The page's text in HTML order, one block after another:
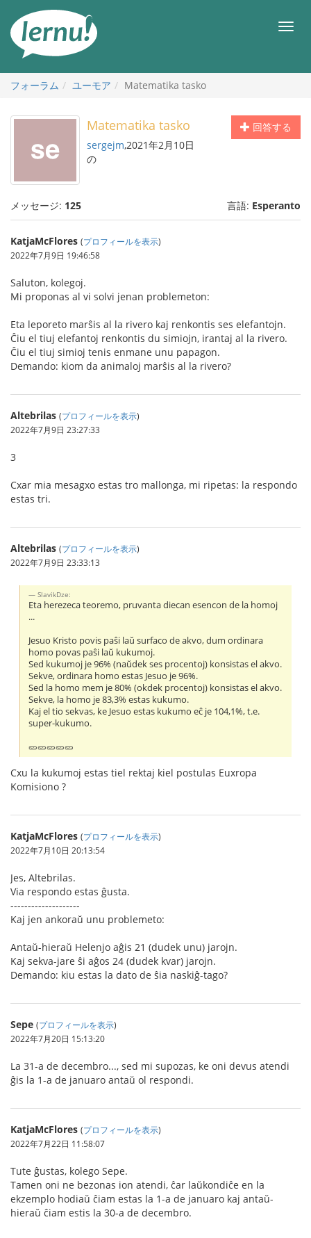
メ
フォーラム
ユーモア Matematika tasko
回答する
Matematika tasko
sergejm,2021年2月10日
の
メッセージ: 125 言語: Esperanto
KatjaMcFlores (プロフィールを表示)
2022年7月9日 19:46:58
Saluton, kolegoj.
Mi proponas al vi solvi jenan problemeton:
Eta leporeto marŝis al la rivero kaj renkontis ses elefantojn.
Ĉiu el tiuj elefantoj renkontis du simiojn, irantaj al la rivero.
Ĉiu el tiuj simioj tenis enmane unu papagon.
Demando: kiom da animaloj marŝis al la rivero?
Altebrilas (プロフィールを表示)
2022年7月9日 23:27:33
3
Cxar mia mesagxo estas tro mallonga, mi ripetas: la respondo
estas tri.
Altebrilas (プロフィールを表示)
2022年7月9日 23:33:13
SlavikDze:
Eta herezeca teoremo, pruvanta diecan esencon de la homoj
...
Jesuo Kristo povis paŝi laŭ surfaco de akvo, dum ordinara
homo povas paŝi laŭ kukumoj.
Sed kukumoj je 96% (naŭdek ses procentoj) konsistas el akvo.
Sekve, ordinara homo estas Jesuo je 96%.
Sed la homo mem je 80% (okdek procentoj) konsistas el akvo.
Sekve, la homo je 83,3% estas kukumo.
Kaj el tio sekvas, ke Jesuo estas kukumo eĉ je 104,1%, t.e.
super-kukumo.
🥒🥒🥒🥒🥒
Cxu la kukumoj estas tiel rektaj kiel postulas Euxropa
Komisiono ?
KatjaMcFlores (プロフィールを表示)
2022年7月10日 20:13:54
Jes, Altebrilas.
Via respondo estas ĝusta.
--------------------
Kaj jen ankoraŭ unu problemeto:
Antaŭ-hieraŭ Helenjo aĝis 21 (dudek unu) jarojn.
Kaj sekva-jare ŝi aĝos 24 (dudek kvar) jarojn.
Demando: kiu estas la dato de ŝia naskiĝ-tago?
Sepe (プロフィールを表示)
2022年7月20日 15:13:20
La 31-a de decembro..., sed mi supozas, ke oni devus atendi
ĝis la 1-a de januaro antaŭ ol respondi.
KatjaMcFlores (プロフィールを表示)
2022年7月22日 11:58:07
Tute ĝustas, kolego Sepe.
Tamen oni ne bezonas ion atendi, ĉar laŭkondiĉe en la
ekzemplo hodiaŭ ĉiam estas la 1-a de januaro kaj antaŭ-
hieraŭ ĉiam estis la 30-a de decembro.